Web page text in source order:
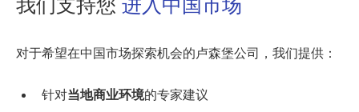
对于希望在中国市场探索机会的卢森堡公司，我们提供：
针对当地商业环境的专家建议